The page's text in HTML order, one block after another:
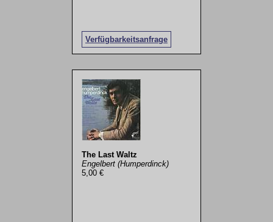
Verfügbarkeitsanfrage
The Last Waltz
Engelbert (Humperdinck)
5,00 €